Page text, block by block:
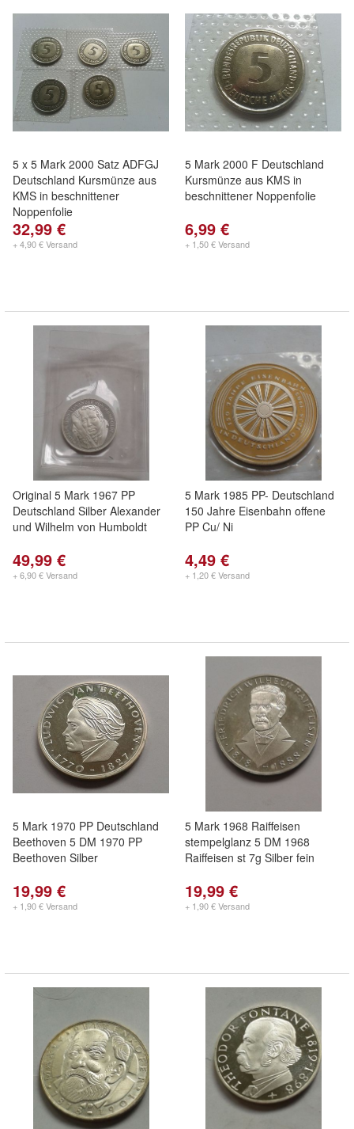
5 x 5 Mark 2000 Satz ADFGJ
Deutschland Kursmünze aus
KMS in beschnittener
Noppenfolie
32,99 €
+ 4,90 € Versand
5 Mark 2000 F Deutschland
Kursmünze aus KMS in
beschnittener Noppenfolie
6,99 €
+ 1,50 € Versand
Original 5 Mark 1967 PP
Deutschland Silber Alexander
und Wilhelm von Humboldt
49,99 €
+ 6,90 € Versand
5 Mark 1985 PP- Deutschland
150 Jahre Eisenbahn offene
PP Cu/ Ni
4,49 €
+ 1,20 € Versand
5 Mark 1970 PP Deutschland
Beethoven 5 DM 1970 PP
Beethoven Silber
19,99 €
+ 1,90 € Versand
5 Mark 1968 Raiffeisen
stempelglanz 5 DM 1968
Raiffeisen st 7g Silber fein
19,99 €
+ 1,90 € Versand